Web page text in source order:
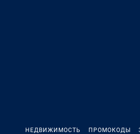
НЕДВИЖИМОСТЬ ПРОМОКОДЫ